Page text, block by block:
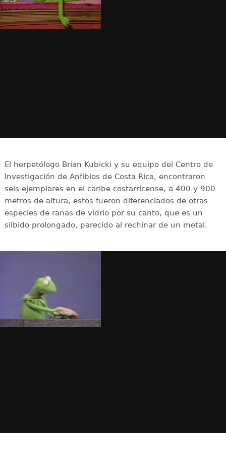
El herpetólogo Brian Kubicki y su equipo del Centro de
Investigación de Anfibios de Costa Rica, encontraron
seis ejemplares en el caribe costarricense, a 400 y 900
metros de altura, estos fueron diferenciados de otras
especies de ranas de vidrio por su canto, que es un
silbido prolongado, parecido al rechinar de un metal.